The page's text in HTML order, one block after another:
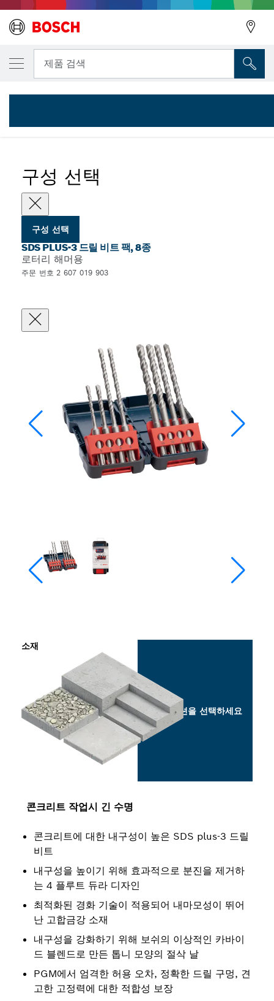
제품 검색
... SDS plus-3 해머 드릴 비트 세트
구성 선택
구성 선택
SDS PLUS-3 드릴 비트 팩, 8종
로터리 해머용
주문 번호 2 607 019 903
콘크리트 작업시 긴 수명
콘크리트에 대한 내구성이 높은 SDS plus-3 드릴
비트
내구성을 높이기 위해 효과적으로 분진을 제거하
는 4 플루트 듀라 디자인
최적화된 경화 기술이 적용되어 내마모성이 뛰어
난 고합금강 소재
내구성을 강화하기 위해 보쉬의 이상적인 카바이
드 블렌드로 만든 톱니 모양의 절삭 날
PGM에서 엄격한 허용 오차, 정확한 드릴 구멍, 견
고한 고정력에 대한 적합성 보장
소재
옵션을 선택하세요
선택한 변형
8종 해머 드릴 비트 세트 SDS plus-3, Tough
2 607 019 903